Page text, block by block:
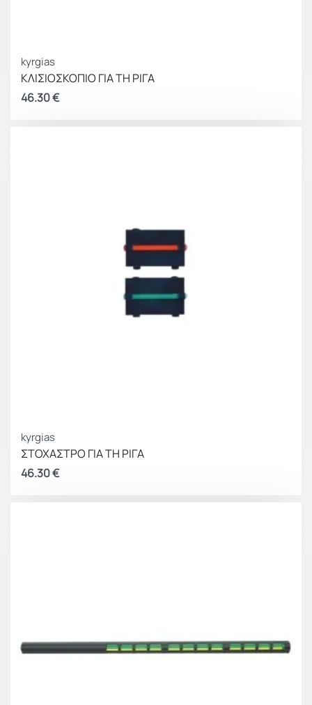
kyrgias
ΚΛΙΣΙΟΣΚΟΠΙΟ ΓΙΑ ΤΗ ΡΙΓΑ
46.30€
kyrgias
ΣΤΟΧΑΣΤΡΟ ΓΙΑ ΤΗ ΡΙΓΑ
46.30€